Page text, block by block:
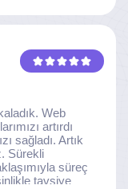
her
Web
artırdı
sağladı. Artık
Sürekli
süreç
tavsiye